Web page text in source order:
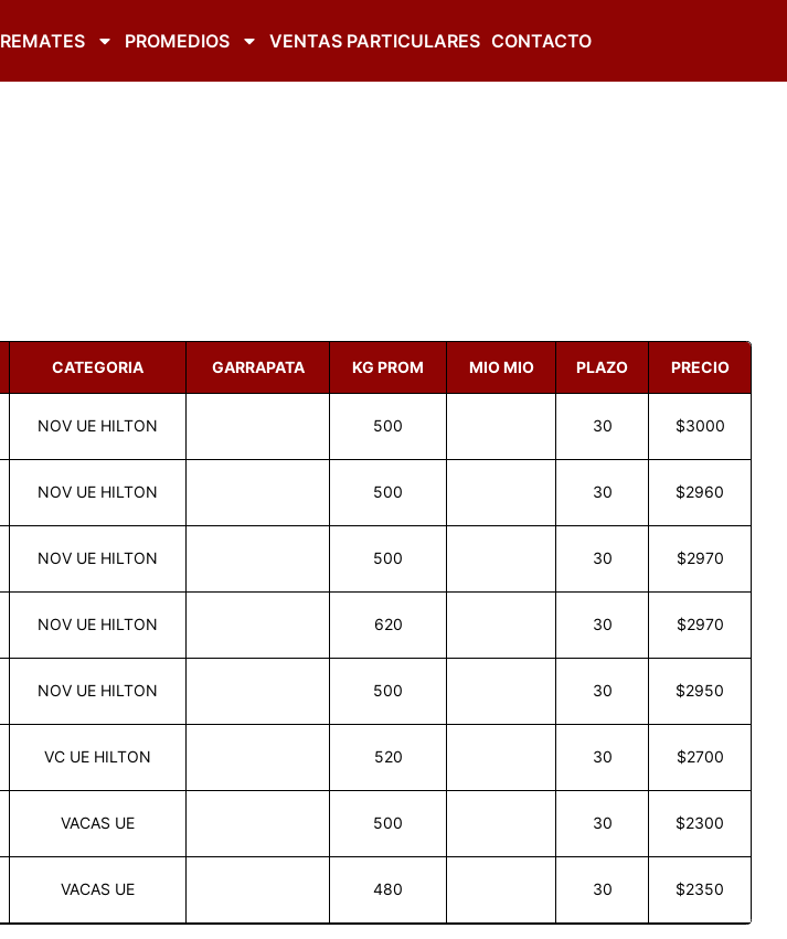
REMATES PROMEDIOS VENTAS PARTICULARES CONTACTO
CATEGORIA GARRAPATA KG PROM MIO MIO PLAZO PRECIO
NOV UE HILTON 500 30 $3000
NOV UE HILTON 500 30 $2960
NOV UE HILTON 500 30 $2970
NOV UE HILTON 620 30 $2970
NOV UE HILTON 500 30 $2950
VC UE HILTON 520 30 $2700
VACAS UE 500 30 $2300
VACAS UE 480 30 $2350